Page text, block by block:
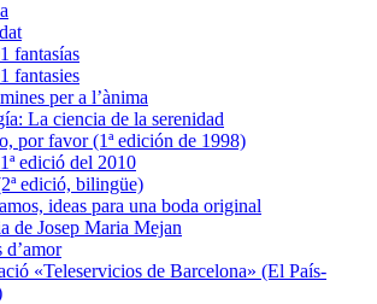
fantasías
fantasies
per a l’ànima
La ciencia de la serenidad
por favor (1ª edición de 1998)
edició del 2010
edició, bilingüe)
ideas para una boda original
de Josep Maria Mejan
d’amor
«Teleservicios de Barcelona» (El País-